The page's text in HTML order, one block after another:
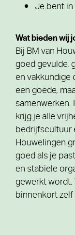
Je bent
Wat bieden wij
Bij BM van
goed gevulde,
en vakkundige
een goede,
krijg je alle
bedrijfscultuur
Houwelingen
goed als je
en stabiele
gewerkt
binnenkort